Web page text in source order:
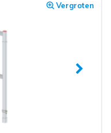
Vergroten